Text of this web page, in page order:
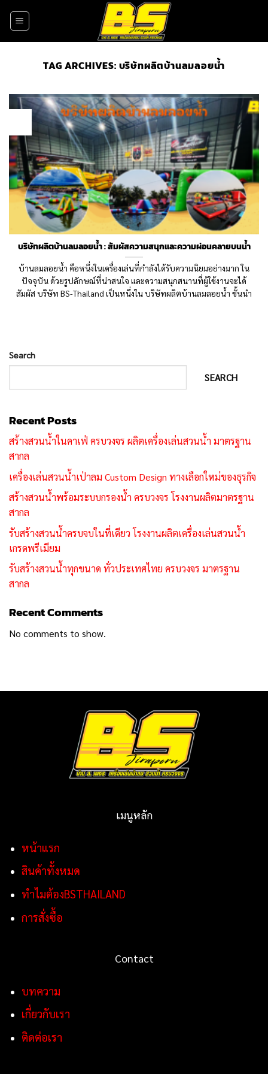
TAG ARCHIVES: บริษัทผลิตบ้านลมลอยน้ำ
บริษัทผลิตบ้านลมลอยน้ำ : สัมผัสความสนุกและความผ่อนคลายบนน้ำ
บ้านลมลอยน้ำ คือหนึ่งในเครื่องเล่นที่กำลังได้รับความนิยมอย่างมาก ใน
ปัจจุบัน ด้วยรูปลักษณ์ที่น่าสนใจ และความสนุกสนานที่ผู้ใช้งานจะได้
สัมผัส บริษัท BS-Thailand เป็นหนึ่งใน บริษัทผลิตบ้านลมลอยน้ำ ชั้นนำ
Search
SEARCH
Recent Posts
สร้างสวนน้ำในคาเฟ่ ครบวงจร ผลิตเครื่องเล่นสวนน้ำ มาตรฐาน
สากล
เครื่องเล่นสวนน้ำเป่าลม Custom Design ทางเลือกใหม่ของธุรกิจ
สร้างสวนน้ำพร้อมระบบกรองน้ำ ครบวงจร โรงงานผลิตมาตรฐาน
สากล
รับสร้างสวนน้ำครบจบในที่เดียว โรงงานผลิตเครื่องเล่นสวนน้ำ
เกรดพรีเมียม
รับสร้างสวนน้ำทุกขนาด ทั่วประเทศไทย ครบวงจร มาตรฐาน
สากล
Recent Comments
No comments to show.
เมนูหลัก
หน้าแรก
สินค้าทั้งหมด
ทำไมต้องBSTHAILAND
การสั่งซื้อ
Contact
บทความ
เกี่ยวกับเรา
ติดต่อเรา